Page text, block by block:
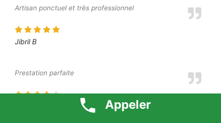
Artisan ponctuel et très professionnel
Jibril B
Prestation parfaite
Appeler